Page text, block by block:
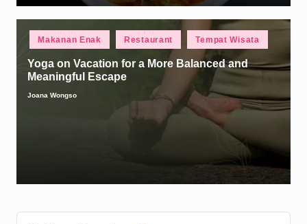
Makanan Enak Restaurant Tempat Wisata
Yoga on Vacation for a More Balanced and
Meaningful Escape
Posted
Joana Wongso